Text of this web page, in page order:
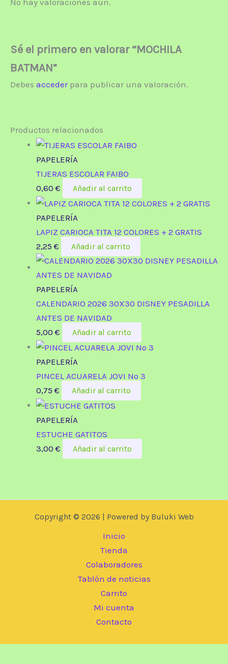
Sé el primero en valorar “MOCHILA
BATMAN”
Debes accederpara publicar una valoración.
Productos relacionados
PAPELERÍA
TIJERAS ESCOLAR FAIBO
0,60 € Añadir al carrito
PAPELERÍA
LAPIZ CARIOCA TITA 12 COLORES + 2 GRATIS
2,25 € Añadir al carrito
PAPELERÍA
CALENDARIO 2026 30X30 DISNEY PESADILLA
ANTES DE NAVIDAD
5,00 € Añadir al carrito
PAPELERÍA
PINCEL ACUARELA JOVI Nº 3
0,75 € Añadir al carrito
PAPELERÍA
ESTUCHE GATITOS
3,00 € Añadir al carrito
Copyright © 2026 | Powered by Buluki Web
Inicio
Tienda
Colaboradores
Tablón de noticias
Carrito
Mi cuenta
Contacto